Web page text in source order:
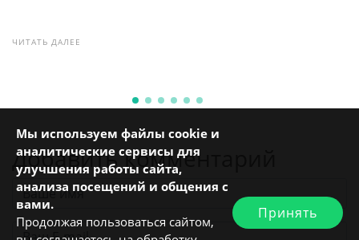
ЧИТАТЬ ДАЛЕЕ
Добавить комментарий
Мы используем файлы cookie и
аналитические сервисы для
улучшения работы сайта,
анализа посещений и общения с
вами.
Продолжая пользоваться сайтом,
Принять